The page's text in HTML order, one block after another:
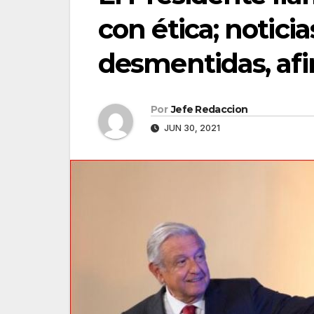
con ética;
desmentidas,
Por Jefe Redaccion
JUN 30, 2021